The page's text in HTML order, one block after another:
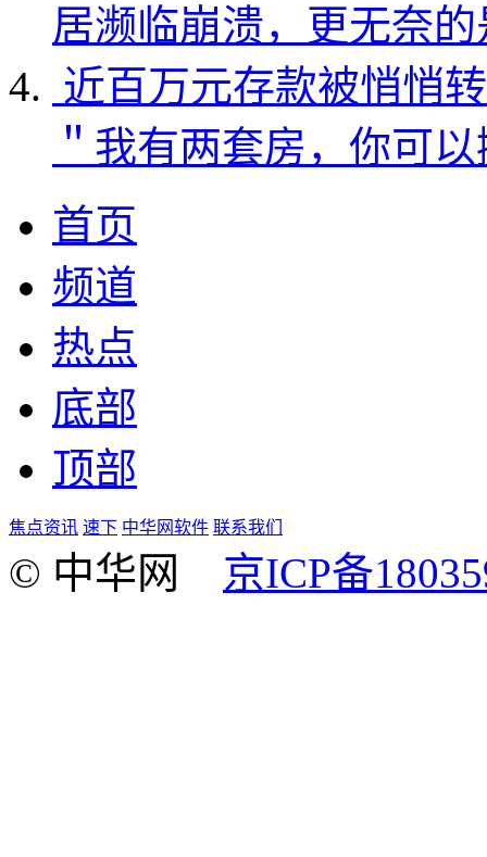
居濒临崩溃，更无奈
近百万元存款被悄悄
＂我有两套房，你可
首页
频道
热点
底部
顶部
焦点资讯 速下 中华网软件 联系我们
© 中华网 京ICP备